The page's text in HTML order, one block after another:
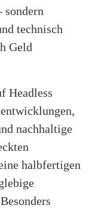
sondern
technisch
Geld
Headless
nachhaltige
halbfertigen